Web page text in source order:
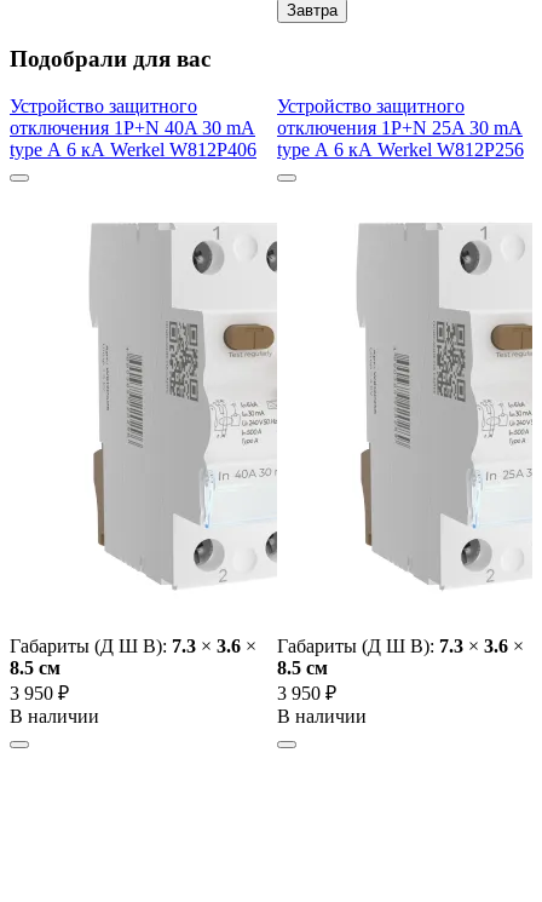
Завтра
Подобрали для вас
Устройство защитного
отключения 1P+N 40A 30 mA
type А 6 кА Werkel W812P406
Габариты (Д Ш В): 7.3 × 3.6 ×
8.5 cм
3 950 ₽
В наличии
Устройство защитного
отключения 1P+N 25A 30 mA
type А 6 кА Werkel W812P256
Габариты (Д Ш В): 7.3 × 3.6 ×
8.5 cм
3 950 ₽
В наличии